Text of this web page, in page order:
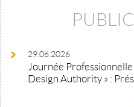
29.06.2026
Journée
Design Authority » :